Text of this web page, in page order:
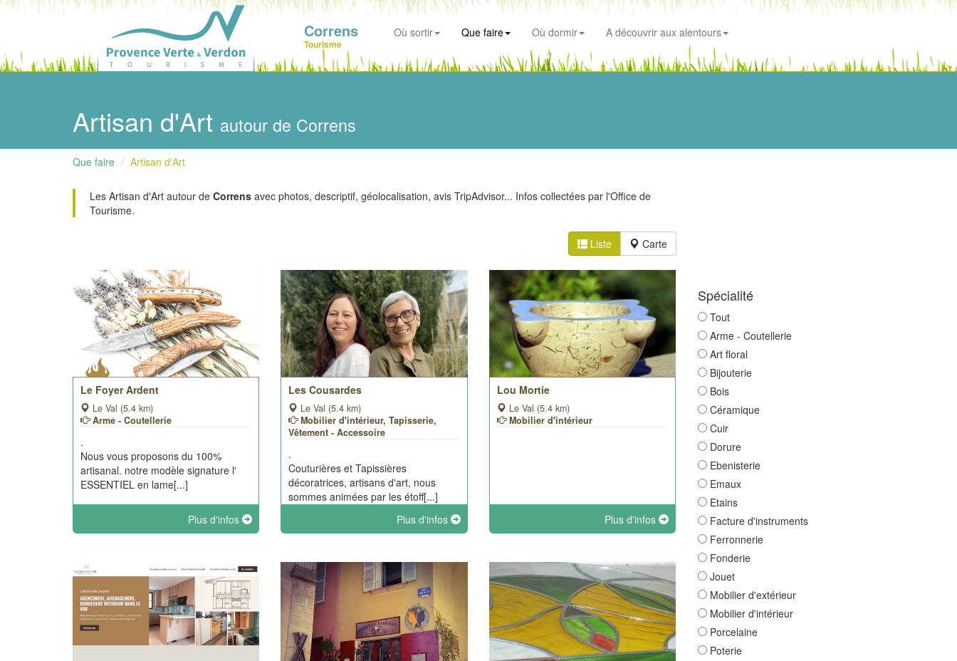
Correns
Tourisme
Où sortir Que faire Où dormir A découvrir aux alentours
Artisan d'Art autour de Correns
Que faire Artisan d'Art
Les Artisan d'Art autour de Correns avec photos, descriptif, géolocalisation, avis TripAdvisor... Infos collectées par l'Office de
Tourisme.
Liste Carte
Le Foyer Ardent
Le Val (5.4 km)
Arme - Coutellerie
.
Nous vous proposons du 100%
artisanal. notre modèle signature l'
ESSENTIEL en lame[...]
Plus d'infos
Les Cousardes
Le Val (5.4 km)
Mobilier d'intérieur, Tapisserie,
Vêtement - Accessoire
.
Couturières et Tapissières
décoratrices, artisans d'art, nous
sommes animées par les étoff[...]
Plus d'infos
Lou Mortie
Le Val (5.4 km)
Mobilier d'intérieur
Plus d'infos
Spécialité
Tout
Arme - Coutellerie
Art floral
Bijouterie
Bois
Céramique
Cuir
Dorure
Ebenisterie
Emaux
Etains
Facture d'instruments
Ferronnerie
Fonderie
Jouet
Mobilier d'extérieur
Mobilier d'intérieur
Porcelaine
Poterie